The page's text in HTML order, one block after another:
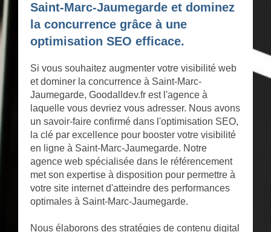
Saint-Marc-Jaumegarde et dominez
la concurrence grâce à une
optimisation SEO efficace.
Si vous souhaitez augmenter votre visibilité web
et dominer la concurrence à Saint-Marc-
Jaumegarde, Goodalldev.fr est l'agence à
laquelle vous devriez vous adresser. Nous avons
un savoir-faire confirmé dans l'optimisation SEO,
la clé par excellence pour booster votre visibilité
en ligne à Saint-Marc-Jaumegarde. Notre
agence web spécialisée dans le référencement
met son expertise à disposition pour permettre à
votre site internet d'atteindre des performances
optimales à Saint-Marc-Jaumegarde.
Nous élaborons des stratégies de contenu digital